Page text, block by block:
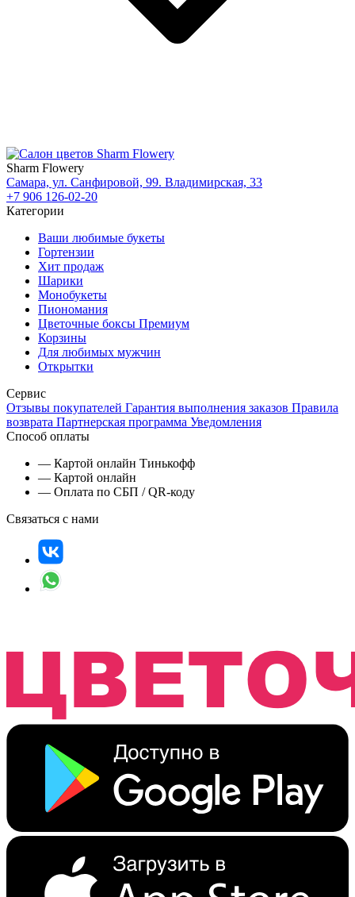
Sharm Flowery
Самара, ул. Санфировой, 99. Владимирская, 33
+7 906 126-02-20
Категории
Ваши любимые букеты
Гортензии
Хит продаж
Шарики
Монобукеты
Пиономания
Цветочные боксы Премиум
Корзины
Для любимых мужчин
Открытки
Сервис
Отзывы покупателей Гарантия выполнения заказов Правила
возврата Партнерская программа Уведомления
Способ оплаты
— Картой онлайн Тинькофф
— Картой онлайн
— Оплата по СБП / QR-коду
Связаться с нами